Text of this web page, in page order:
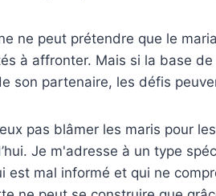
ne peut prétendre que le
à affronter. Mais si la base
son partenaire, les défis
pas blâmer les maris pour
Je m'adresse à un type
est mal informé et qui ne